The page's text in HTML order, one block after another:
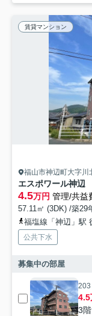
賃貸マンション
福山市神辺町大字川
エスポワール神辺
4.5万円 管理/共益
57.11㎡ (3DK) /築29
福塩線「神辺」駅
公共下水
募集中の部屋
203
4.5
3